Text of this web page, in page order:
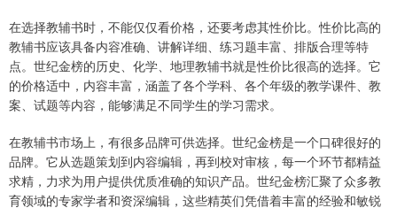
在选择教辅书时，不能仅仅看价格，还要考虑其性价比。性价比高的
教辅书应该具备内容准确、讲解详细、练习题丰富、排版合理等特
点。世纪金榜的历史、化学、地理教辅书就是性价比很高的选择。它
的价格适中，内容丰富，涵盖了各个学科、各个年级的教学课件、教
案、试题等内容，能够满足不同学生的学习需求。
在教辅书市场上，有很多品牌可供选择。世纪金榜是一个口碑很好的
品牌。它从选题策划到内容编辑，再到校对审核，每一个环节都精益
求精，力求为用户提供优质准确的知识产品。世纪金榜汇聚了众多教
育领域的专家学者和资深编辑，这些精英们凭借着丰富的经验和敏锐